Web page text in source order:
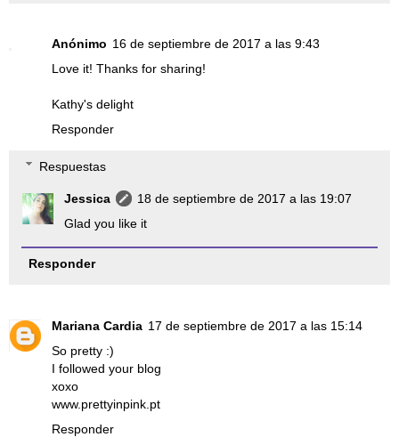
Anónimo 16 de septiembre de 2017 a las 9:43
Love it! Thanks for sharing!
Kathy's delight
Responder
Respuestas
Jessica
18 de septiembre de 2017 a las 19:07
Glad you like it
Responder
Mariana Cardia 17 de septiembre de 2017 a las 15:14
So pretty :)
I followed your blog
xoxo
www.prettyinpink.pt
Responder